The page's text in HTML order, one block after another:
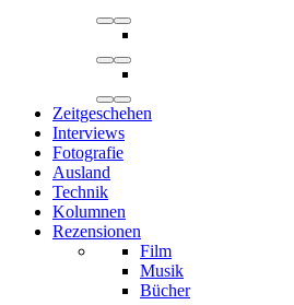
Zeitgeschehen
Interviews
Fotografie
Ausland
Technik
Kolumnen
Rezensionen
Film
Musik
Bücher